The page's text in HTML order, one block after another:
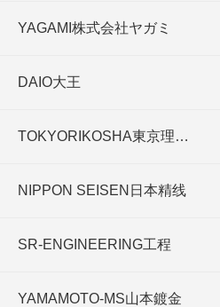
YAGAMI株式会社ヤガミ
DAIO大王
TOKYORIKOSHA東京理工舎
NIPPON SEISEN日本精线
SR-ENGINEERING工程
YAMAMOTO-MS山本鍍金